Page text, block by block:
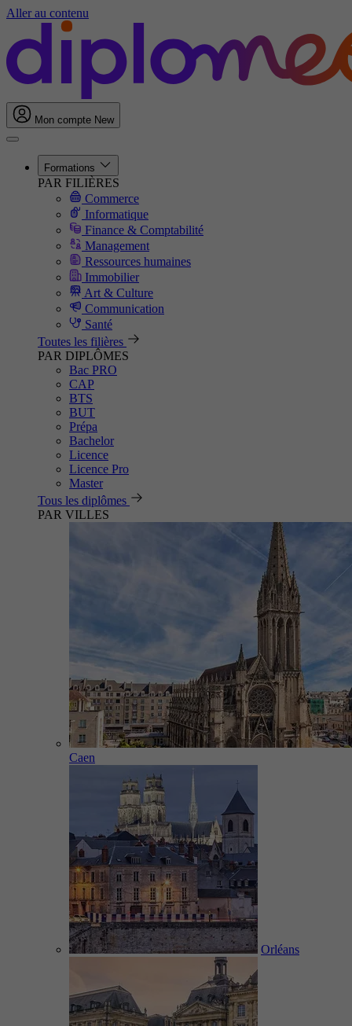
Aller au contenu
Mon compte New
Formations
PAR FILIÈRES
Commerce
Informatique
Finance & Comptabilité
Management
Ressources humaines
Immobilier
Art & Culture
Communication
Santé
Toutes les filières
PAR DIPLÔMES
Bac PRO
CAP
BTS
BUT
Prépa
Bachelor
Licence
Licence Pro
Master
Tous les diplômes
PAR VILLES
Caen
Orléans